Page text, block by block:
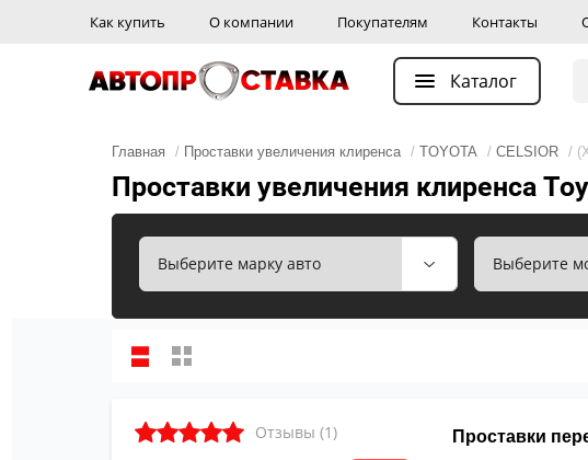
Как купить О компании Покупателям Контакты
Каталог
Главная / Проставки увеличения клиренса / TOYOTA / CELSIOR /
Проставки увеличения клиренса
Отзывы (1) Проставки